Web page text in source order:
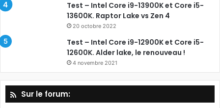
Test – Intel Core i9-13900K et Core i5-
13600K. Raptor Lake vs Zen 4
20 octobre 2022
Test – Intel Core i9-12900K et Core i5-
12600K. Alder lake, le renouveau !
4 novembre 2021
Sur le forum: